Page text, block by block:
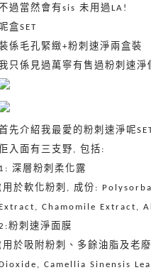
過當然會有sis 未用過LA!
呢盒SET
係毛孔緊緻+粉刺速淨兩盒裝
只係見過萬寧有售過粉刺速淨
先介紹我最愛的粉刺速淨呢
入面有三支野 , 包括 :
1: 深層粉刺柔化露
( 用於軟化粉刺 , 成份 :
Extract, Chamomile Extract,
粉刺速淨面膜
( 用於吸附粉刺、多餘油脂及老
Camellia Sinensis